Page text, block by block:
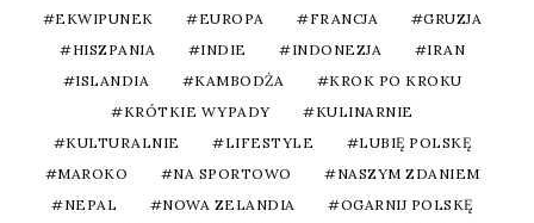
EKWIPUNEK
EUROPA FRANCJA
GRUZJA
HISZPANIA
INDIE INDONEZJA
IRAN
ISLANDIA
KAMBODŻA
KROK PO KROKU
KRÓTKIE WYPADY
KULINARNIE
KULTURALNIE
LIFESTYLE
LUBIĘ POLSKĘ
MAROKO
NA SPORTOWO
NASZYM ZDANIEM
NEPAL
NOWA ZELANDIA
OGARNIJ POLSKĘ